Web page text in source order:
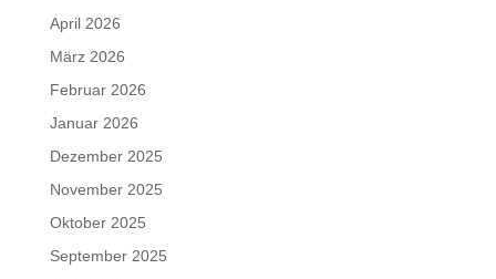
April 2026
März 2026
Februar 2026
Januar 2026
Dezember 2025
November 2025
Oktober 2025
September 2025